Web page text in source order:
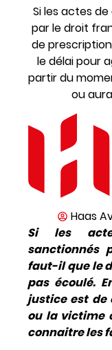
Si les actes
par le droit
de
le délai pour
partir du
ou
Haas
Si les
sanctionnés
faut-il que le
pas écoulé.
justice est de
ou la victime
connaitre les